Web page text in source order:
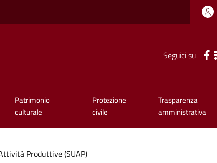
Seguici su
Patrimonio
culturale
Protezione
civile
Trasparenza
amministrativa
Produttive (SUAP)